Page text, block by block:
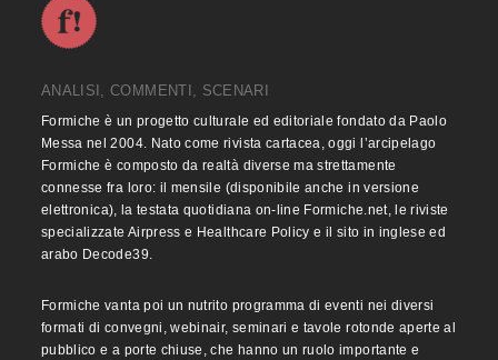
ANALISI, COMMENTI, SCENARI
Formiche è un progetto culturale ed editoriale fondato da Paolo
Messa nel 2004. Nato come rivista cartacea, oggi l’arcipelago
Formiche è composto da realtà diverse ma strettamente
connesse fra loro: il mensile (disponibile anche in versione
elettronica), la testata quotidiana on-line Formiche.net, le riviste
specializzate Airpress e Healthcare Policy e il sito in inglese ed
arabo Decode39.
Formiche vanta poi un nutrito programma di eventi nei diversi
formati di convegni, webinair, seminari e tavole rotonde aperte al
pubblico e a porte chiuse, che hanno un ruolo importante e